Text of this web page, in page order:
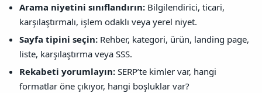
Arama niyetini sınıflandırın: Bilgilendirici, ticari,
karşılaştırmalı, işlem odaklı veya yerel niyet.
Sayfa tipini seçin: Rehber, kategori, ürün, landing page,
liste, karşılaştırma veya SSS.
Rekabeti yorumlayın: SERP’te kimler var, hangi
formatlar öne çıkıyor, hangi boşluklar var?